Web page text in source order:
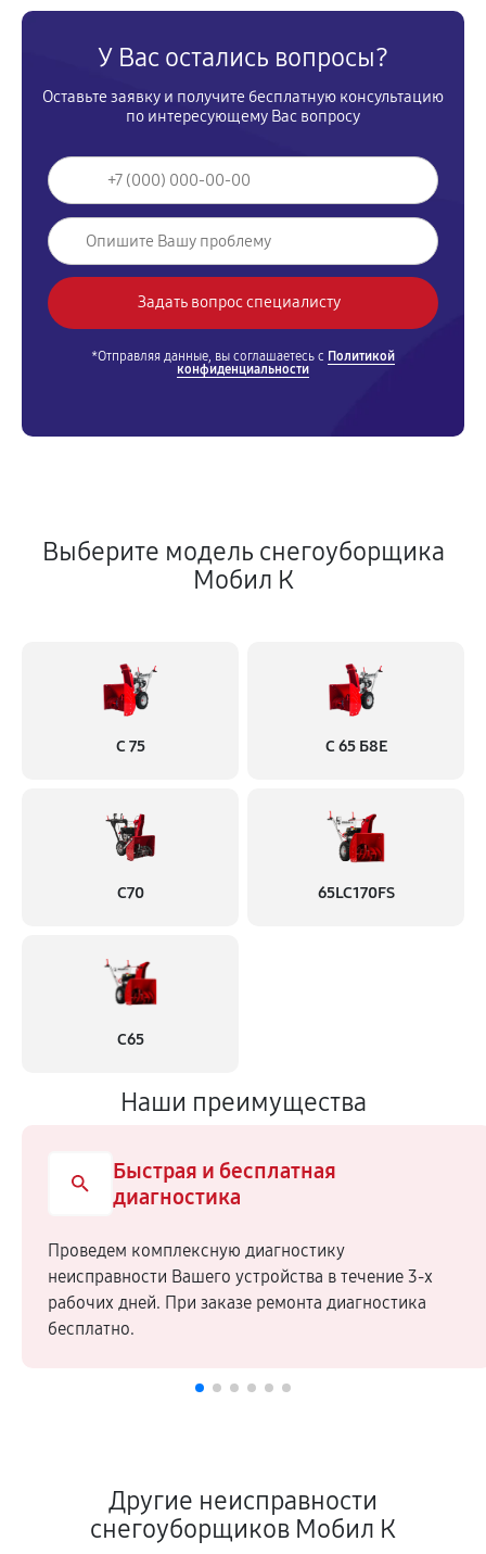
У Вас остались вопросы?
Оставьте заявку и получите бесплатную консультацию
по интересующему Вас вопросу
*Отправляя данные, вы соглашаетесь с Политикой
конфиденциальности
Выберите модель снегоуборщика
Мобил К
С 75 С 65 Б8Е
С70 65LC170FS
С65
Наши преимущества
Быстрая и бесплатная
диагностика
Проведем комплексную диагностику
неисправности Вашего устройства в течение 3-х
рабочих дней. При заказе ремонта диагностика
бесплатно.
Другие неисправности
снегоуборщиков Мобил К